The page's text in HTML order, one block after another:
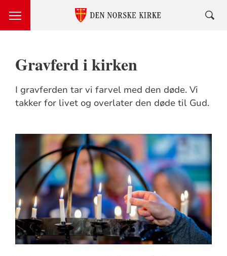
Gravferd i kirken
I gravferden tar vi farvel med den døde. Vi
takker for livet og overlater den døde til Gud.